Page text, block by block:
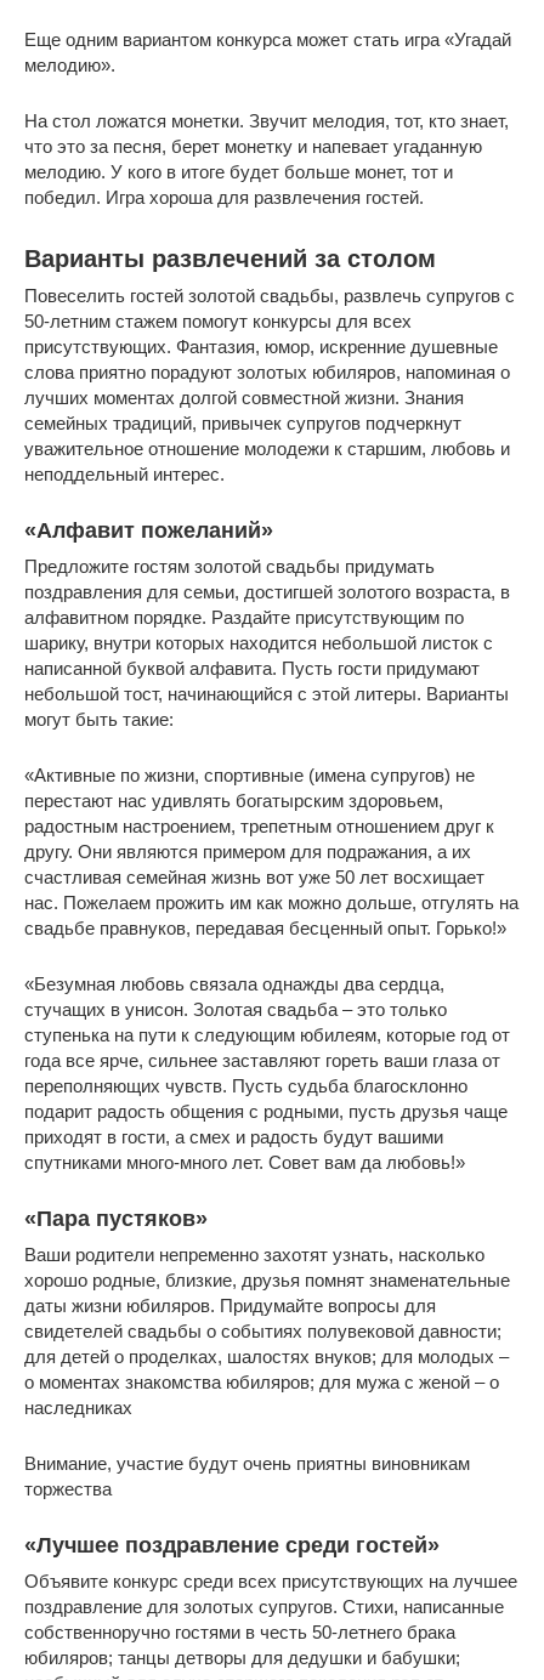
Еще одним вариантом конкурса может стать игра «Угадай
мелодию».
На стол ложатся монетки. Звучит мелодия, тот, кто знает,
что это за песня, берет монетку и напевает угаданную
мелодию. У кого в итоге будет больше монет, тот и
победил. Игра хороша для развлечения гостей.
Варианты развлечений за столом
Повеселить гостей золотой свадьбы, развлечь супругов с
50-летним стажем помогут конкурсы для всех
присутствующих. Фантазия, юмор, искренние душевные
слова приятно порадуют золотых юбиляров, напоминая о
лучших моментах долгой совместной жизни. Знания
семейных традиций, привычек супругов подчеркнут
уважительное отношение молодежи к старшим, любовь и
неподдельный интерес.
«Алфавит пожеланий»
Предложите гостям золотой свадьбы придумать
поздравления для семьи, достигшей золотого возраста, в
алфавитном порядке. Раздайте присутствующим по
шарику, внутри которых находится небольшой листок с
написанной буквой алфавита. Пусть гости придумают
небольшой тост, начинающийся с этой литеры. Варианты
могут быть такие:
«Активные по жизни, спортивные (имена супругов) не
перестают нас удивлять богатырским здоровьем,
радостным настроением, трепетным отношением друг к
другу. Они являются примером для подражания, а их
счастливая семейная жизнь вот уже 50 лет восхищает
нас. Пожелаем прожить им как можно дольше, отгулять на
свадьбе правнуков, передавая бесценный опыт. Горько!»
«Безумная любовь связала однажды два сердца,
стучащих в унисон. Золотая свадьба – это только
ступенька на пути к следующим юбилеям, которые год от
года все ярче, сильнее заставляют гореть ваши глаза от
переполняющих чувств. Пусть судьба благосклонно
подарит радость общения с родными, пусть друзья чаще
приходят в гости, а смех и радость будут вашими
спутниками много-много лет. Совет вам да любовь!»
«Пара пустяков»
Ваши родители непременно захотят узнать, насколько
хорошо родные, близкие, друзья помнят знаменательные
даты жизни юбиляров. Придумайте вопросы для
свидетелей свадьбы о событиях полувековой давности;
для детей о проделках, шалостях внуков; для молодых –
о моментах знакомства юбиляров; для мужа с женой – о
наследниках
Внимание, участие будут очень приятны виновникам
торжества
«Лучшее поздравление среди гостей»
Объявите конкурс среди всех присутствующих на лучшее
поздравление для золотых супругов. Стихи, написанные
собственноручно гостями в честь 50-летнего брака
юбиляров; танцы детворы для дедушки и бабушки;